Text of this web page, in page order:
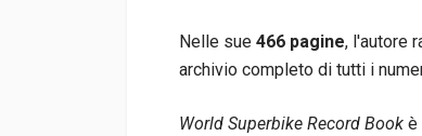
Nelle sue 466 pagine, l'autore
archivio completo di tutti i
World Superbike Record Book è